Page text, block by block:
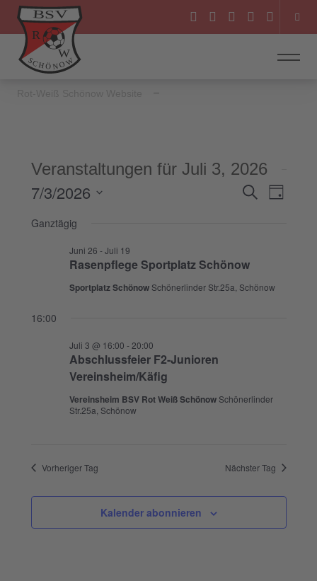
Veranstaltungen für Juli 3, 2026
Ansichten,
Navigation
Suche
Tag
7/3/2026
wählen.
Ganztägig
Rasenpflege Sportplatz Schönow
Juni 26 -Juli 19
Sportplatz SchönowSchönerlinder Str.25a, Schönow
16:00
Abschlussfeier F2-Junioren
Vereinsheim/Käfig
Juli 3 @ 16:00 -20:00
Vereinsheim BSV Rot Weiß SchönowSchönerlinder
Str.25a, Schönow
Vorheriger Tag Nächster Tag
Kalender abonnieren